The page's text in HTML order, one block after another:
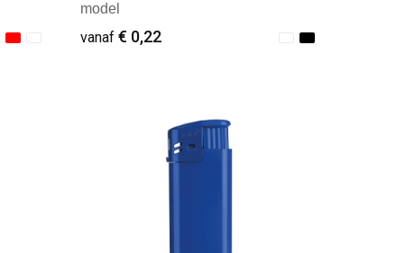
model
vanaf € 0,22
Minimale afname: 100